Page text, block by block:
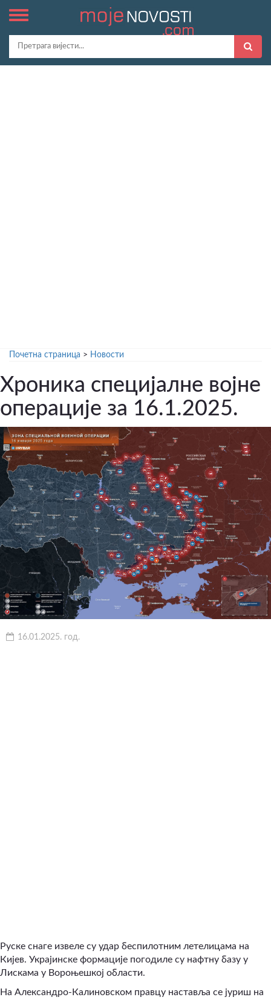
Почетна страница > Новости
Хроника специјалне војне
операције за 16.1.2025.
16.01.2025. год.
Руске снаге извеле су удар беспилотним летелицама на
Кијев. Украјинске формације погодиле су нафтну базу у
Лискама у Вороњешкој области.
На Александро-Калиновском правцу наставља се јуриш на